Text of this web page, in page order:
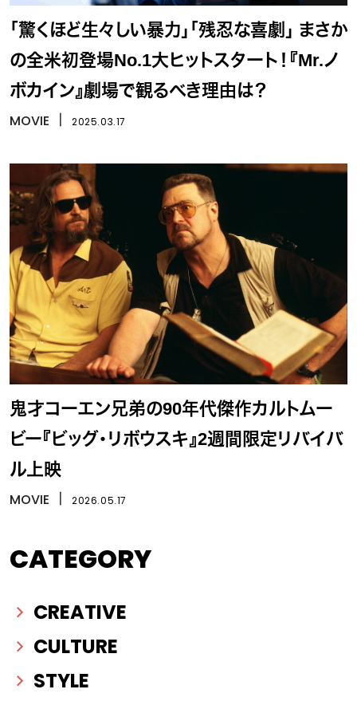
「驚くほど生々しい暴力」「残忍な喜劇」 まさか
の全米初登場No.1大ヒットスタート！『Mr.ノ
ボカイン』劇場で観るべき理由は？
MOVIE 2025.03.17
鬼才コーエン兄弟の90年代傑作カルトムー
ビー『ビッグ・リボウスキ』2週間限定リバイバ
ル上映
MOVIE 2026.05.17
CATEGORY
CREATIVE
CULTURE
STYLE